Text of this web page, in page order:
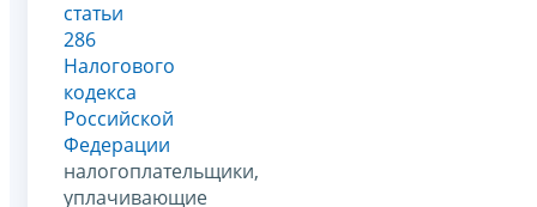
статьи
286
Налогового
кодекса
Российской
Федерации
налогоплательщики,
уплачивающие